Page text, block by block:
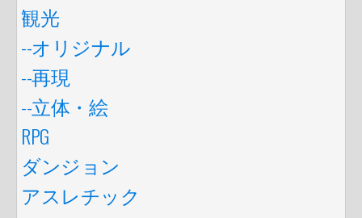
観光
--オリジナル
--再現
--立体・絵
RPG
ダンジョン
アスレチック